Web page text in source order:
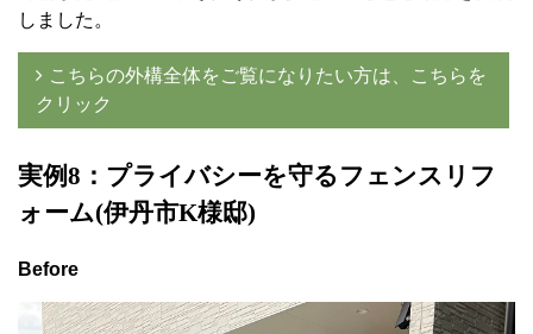
しました。
こちらの外構全体をご覧になりたい方は、こちらを
クリック
実例8 ：プライバシーを守るフェンスリフ
ォーム(伊丹市K様邸)
Before